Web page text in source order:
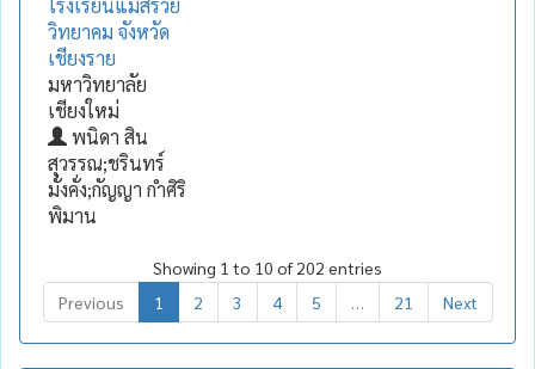
วิทยาคม จังหวัด
เชียงราย
มหาวิทยาลัย
เชียงใหม่
พนิดา สิน
สุวรรณ;ชรินทร์
มั่งคั่ง;กัญญา กำศิริ
พิมาน
Showing 1 to 10 of 202 entries
Previous
1 2 3 4 5 21 Next